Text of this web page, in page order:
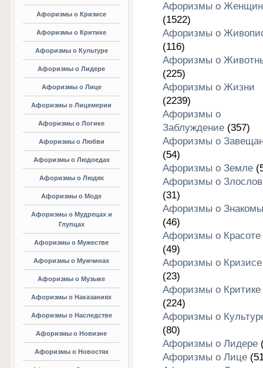
Афоризмы о Кризисе
Афоризмы о Критике
Афоризмы о Культуре
Афоризмы о Лидере
Афоризмы о Лице
Афоризмы о Лицемерии
Афоризмы о Логике
Афоризмы о Любви
Афоризмы о Людоедах
Афоризмы о Людях
Афоризмы о Моде
Афоризмы о Мудрецах и
Глупцах
Афоризмы о Мужестве
Афоризмы о Мужчинах
Афоризмы о Музыке
Афоризмы о Наказаниях
Афоризмы о Наследстве
Афоризмы о Новизне
Афоризмы о Новостях
Афоризмы о
(1522)
Афоризмы о
(116)
Афоризмы о
(225)
Афоризмы о Жизни
(2239)
Афоризмы о
Заблуждение(357)
Афоризмы о
(54)
Афоризмы о Земле
Афоризмы о
(31)
Афоризмы о
(46)
Афоризмы о Красоте
(49)
Афоризмы о Кризисе
(23)
Афоризмы о Критике
(224)
Афоризмы о
(80)
Афоризмы о Лидере
Афоризмы о Лице